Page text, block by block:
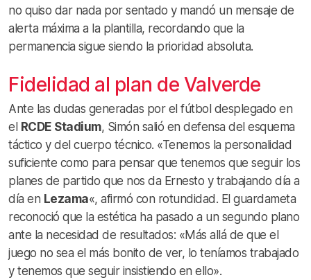
no quiso dar nada por sentado y mandó un mensaje de
alerta máxima a la plantilla, recordando que la
permanencia sigue siendo la prioridad absoluta.
Fidelidad al plan de Valverde
Ante las dudas generadas por el fútbol desplegado en
el RCDE Stadium, Simón salió en defensa del esquema
táctico y del cuerpo técnico. «Tenemos la personalidad
suficiente como para pensar que tenemos que seguir los
planes de partido que nos da Ernesto y trabajando día a
día en Lezama«, afirmó con rotundidad. El guardameta
reconoció que la estética ha pasado a un segundo plano
ante la necesidad de resultados: «Más allá de que el
juego no sea el más bonito de ver, lo teníamos trabajado
y tenemos que seguir insistiendo en ello».